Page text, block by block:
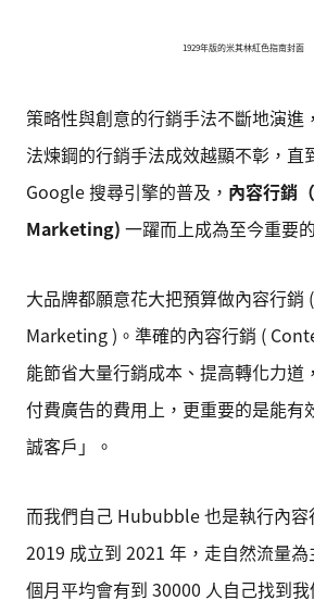
1929年版的米其林紅色指南封面
策略性與創意的行銷手法不斷地演進
法煉鋼的行銷手法成效越顯不彰，直
Google 搜尋引擎的普及， 內容行銷
Marketing) 一躍而上成為至今重要
大品牌都願意花大把預算做內容行銷
Marketing )。準確的內容行銷 (
能節省大量行銷成本、提高轉化力道
付費廣告的費用上，更重要的是能有
誠客戶」。
而我們自己 Hububble 也是執行內容
2019 成立到 2021 年，走自然流量
個月平均會有到 30000 人自己找到我